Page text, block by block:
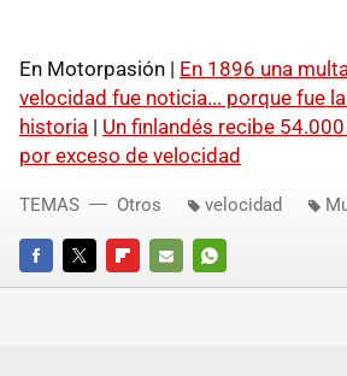
En Motorpasión | En 1896 una
velocidad fue noticia... porque fue
historia | Un finlandés recibe
por exceso de velocidad
FACEBOOKTWITTERFLIPBOARD
E-
WHATSAPP
TEMAS Otros velocidad